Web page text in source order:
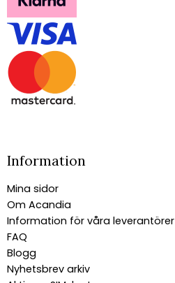
Information
Mina sidor
Om Acandia
Information för våra leverantörer
FAQ
Blogg
Nyhetsbrev arkiv